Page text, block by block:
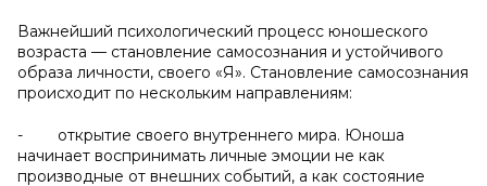
Важнейший психологический процесс юношеского
возраста — становление самосознания и устойчивого
образа личности, своего «Я». Становление самосознания
происходит по нескольким направлениям:
- открытие своего внутреннего мира. Юноша
начинает воспринимать личные эмоции не как
производные от внешних событий, а как состояние